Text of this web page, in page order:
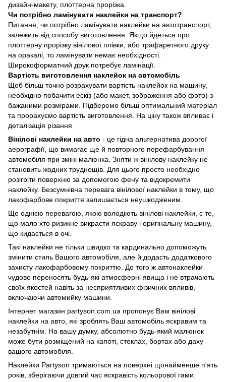
дизайн-макету, плоттерна прорізка.
Чи потрібно ламінувати наклейки на транспорт?
Питання, чи потрібно ламінувати наклейки на автотранспорт,
залежить від способу виготовлення. Якщо йдеться про
плоттерну прорізку вінілової плівки, або трафаретного друку
на оракалі, то ламінувати немає необхідності.
Широкоформатний друк потребує ламінації.
Вартість виготовлення наклейок на автомобіль
Щоб більш точно розрахувати вартість наклейок на машину,
необхідно побачити ескіз (або макет, зображення або фото) з
бажаними розмірами. Підберемо більш оптимальний матеріал
та прорахуємо вартість виготовлення. На ціну також впливає і
деталізація різання
Вінілові наклейки на авто - це гідна альтернатива дорогої
аерографії, що вимагає ще й повторного перефарбування
автомобіля при зміні малюнка. Зняти ж вінілову наклейку не
становить жодних труднощів. Для цього просто необхідно
розігріти поверхню за допомогою фену та відокремити
наклейку. Безсумнівна перевага вінілової наклейки в тому, що
лакофарбове покриття залишається неушкодженим.
Ще однією перевагою, якою володіють вінілові наклейки, є те,
що мало хто ризикне викрасти яскраву і оригінальну машину,
що кидається в очі.
Такі наклейки не тільки швидко та кардинально допоможуть
змінити стиль Вашого автомобіля, але й додасть додаткового
захисту лакофарбовому покриттю. До того ж автонаклейки
чудово переносять будь-які атмосферні явища і не втрачають
своїх якостей навіть за несприятливих фізичних впливів,
включаючи автомийку машини.
Інтернет магазин partyson.com.ua пропонує Вам вінілові
наклейки на авто, які зроблять Ваш автомобіль яскравим та
незабутнім. На вашу думку, абсолютно будь-який малюнок
може бути розміщений на капоті, стеклах, бортах або даху
вашого автомобіля.
Наклейки Partyson тримаються на поверхні щонайменше п'ять
років, зберігаючи довгий час яскравість кольорової гами.